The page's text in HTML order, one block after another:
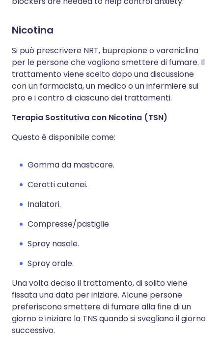
Nicotina
Si può prescrivere NRT, bupropione o vareniclina
per le persone che vogliono smettere di fumare. Il
trattamento viene scelto dopo una discussione
con un farmacista, un medico o un infermiere sui
pro e i contro di ciascuno dei trattamenti.
Terapia Sostitutiva con Nicotina (TSN)
Questo è disponibile come:
Gomma da masticare.
Cerotti cutanei.
Inalatori.
Compresse/pastiglie
Spray nasale.
Spray orale.
Una volta deciso il trattamento, di solito viene
fissata una data per iniziare. Alcune persone
preferiscono smettere di fumare alla fine di un
giorno e iniziare la TNS quando si svegliano il giorno
successivo.